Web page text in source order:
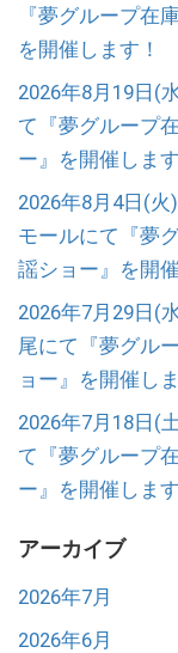
『夢グループ在
を開催します！
2026年8月19日(
て『夢グループ
ー』を開催します
2026年8月4日(
モールにて『夢
謡ショー』を開
2026年7月29日(
尾にて『夢グル
ョー』を開催し
2026年7月18日(
て『夢グループ
ー』を開催します
アーカイブ
2026年7月
2026年6月